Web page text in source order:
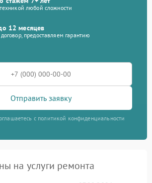
любой сложности
12 месяцев
предоставляем гарантию
Отправить заявку
с политикой конфиденциальности
на услуги ремонта